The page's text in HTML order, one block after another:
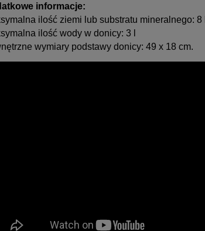
informacje:
ilość ziemi lub substratu mineralnego: 8 l
ilość wody w donicy: 3 l
wymiary podstawy donicy: 49 x 18 cm.